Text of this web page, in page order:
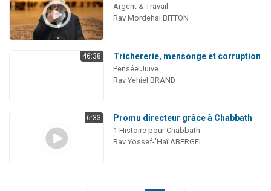
Argent & Travail
Rav Mordehai BITTON
46:38 Trichererie, mensonge et corruption
Pensée Juive
Rav Yehiel BRAND
6:33 Promu directeur grâce à Chabbath
1 Histoire pour Chabbath
Rav Yossef-'Haï ABERGEL